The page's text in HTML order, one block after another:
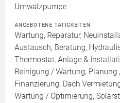
Umwälzpumpe
ANGEBOTENE TÄTIGKEITEN
Wartung, Reparatur,
Austausch, Beratung,
Thermostat, Anlage &
Reinigung / Wartung, Planung
Finanzierung, Dach
Wartung / Optimierung,